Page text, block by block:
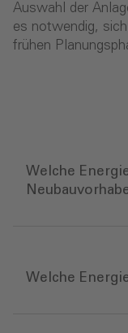
Auswahl der
es notwendig,
frühen
Welche
Welche